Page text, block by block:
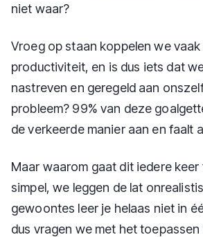
niet waar?
Vroeg op staan koppelen we vaak
productiviteit, en is dus iets dat
nastreven en geregeld aan
probleem? 99% van deze
de verkeerde manier aan en faalt
Maar waarom gaat dit iedere keer
simpel, we leggen de lat
gewoontes leer je helaas niet in
dus vragen we met het